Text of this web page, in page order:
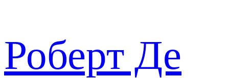
Роберт Де